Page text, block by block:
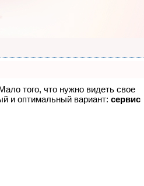
того, что нужно видеть свое
и оптимальный вариант: сервис